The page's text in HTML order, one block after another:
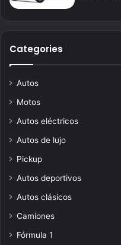
Categories
Autos
Motos
Autos eléctricos
Autos de lujo
Pickup
Autos deportivos
Autos clásicos
Camiones
Fórmula 1